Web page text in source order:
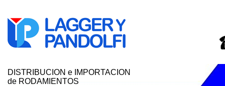
DISTRIBUCION e IMPORTACION
de RODAMIENTOS